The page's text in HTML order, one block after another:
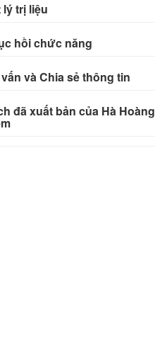
lý trị liệu
hồi chức năng
và Chia sẻ thông tin
đã xuất bản của Hà Hoàng